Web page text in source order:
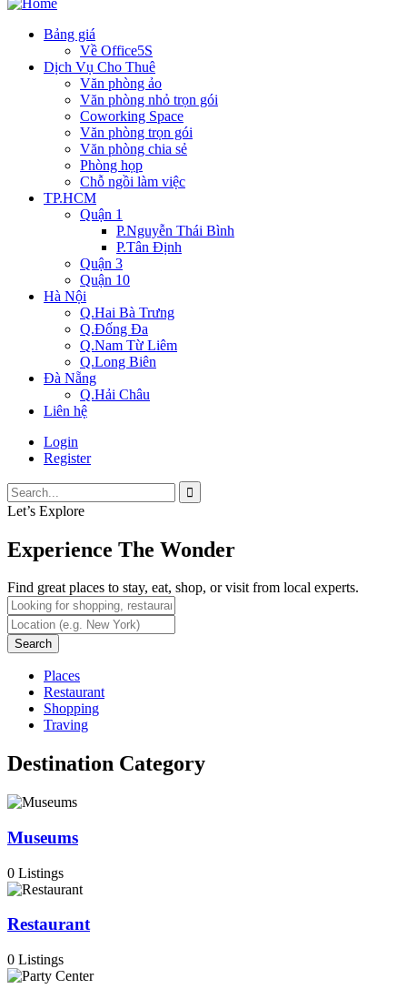
Bảng giá
Về Office5S
Dịch Vụ Cho Thuê
Văn phòng ảo
Văn phòng nhỏ trọn gói
Coworking Space
Văn phòng trọn gói
Văn phòng chia sẻ
Phòng họp
Chỗ ngồi làm việc
TP.HCM
Quận 1
P.Nguyễn Thái Bình
P.Tân Định
Quận 3
Quận 10
Hà Nội
Q.Hai Bà Trưng
Q.Đống Đa
Q.Nam Từ Liêm
Q.Long Biên
Đà Nẵng
Q.Hải Châu
Liên hệ
Login
Register
Let’s Explore
Experience The Wonder
Find great places to stay, eat, shop, or visit from local experts.
Search
Places
Restaurant
Shopping
Traving
Destination Category
Museums
0 Listings
Restaurant
0 Listings